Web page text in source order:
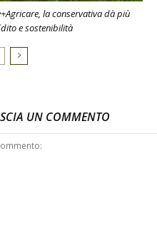
la conservativa dà più
e sostenibilità
UN COMMENTO